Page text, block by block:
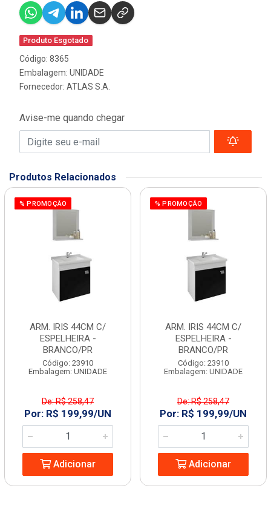
Produto Esgotado
Código: 8365
Embalagem: UNIDADE
Fornecedor: ATLAS S.A.
Avise-me quando chegar
Produtos Relacionados
% PROMOÇÃO
ARM. IRIS 44CM C/
ESPELHEIRA -
BRANCO/PR
Código: 23910
Embalagem: UNIDADE
De: R$ 258,47
Por: R$ 199,99/UN
Adicionar
% PROMOÇÃO
ARM. IRIS 44CM C/
ESPELHEIRA -
BRANCO/PR
Código: 23910
Embalagem: UNIDADE
De: R$ 258,47
Por: R$ 199,99/UN
Adicionar